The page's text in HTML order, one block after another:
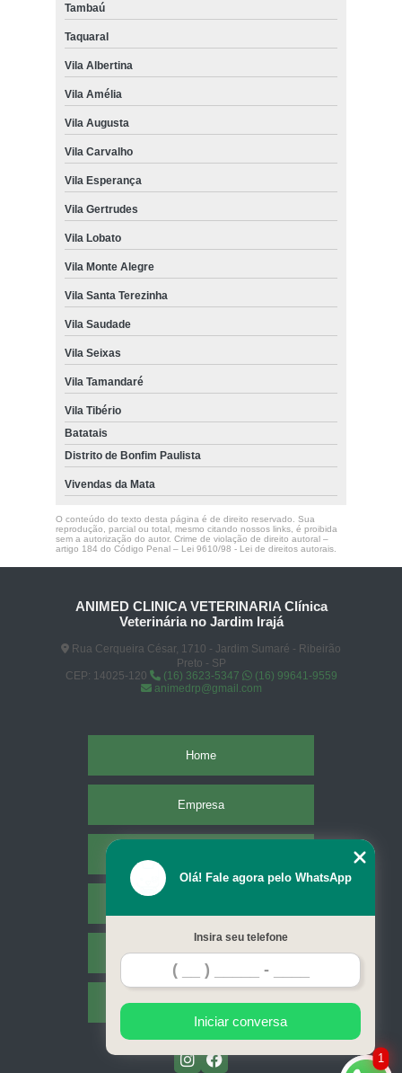
Tambaú
Taquaral
Vila Albertina
Vila Amélia
Vila Augusta
Vila Carvalho
Vila Esperança
Vila Gertrudes
Vila Lobato
Vila Monte Alegre
Vila Santa Terezinha
Vila Saudade
Vila Seixas
Vila Tamandaré
Vila Tibério
Batatais
Distrito de Bonfim Paulista
Vivendas da Mata
O conteúdo do texto desta página é de direito reservado. Sua
reprodução, parcial ou total, mesmo citando nossos links, é proibida
sem a autorização do autor. Crime de violação de direito autoral –
artigo 184 do Código Penal – Lei 9610/98 - Lei de direitos autorais.
ANIMED CLINICA VETERINARIA Clínica
Veterinária no Jardim Irajá
Rua Cerqueira César, 1710 - Jardim Sumaré - Ribeirão
Preto - SP
CEP: 14025-120
(16) 3623-5347
(16) 99641-9559
animedrp@gmail.com
Home
Empresa
Contato
Mapa do site
1
Olá! Fale agora pelo WhatsApp
Insira seu telefone
Iniciar conversa